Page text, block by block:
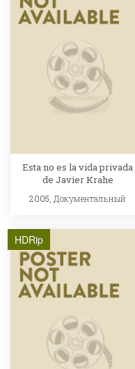
Esta no es la vida privada
de Javier Krahe
2005, Документальный
HDRip